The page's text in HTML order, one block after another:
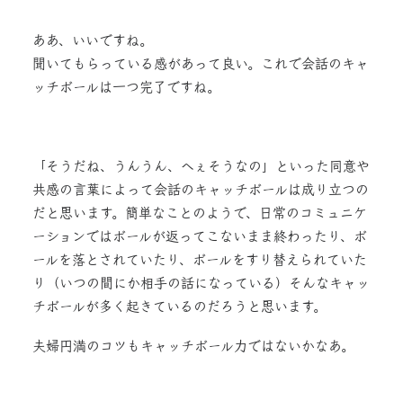
ああ、いいですね。
聞いてもらっている感があって良い。これで会話のキャ
ッチボールは一つ完了ですね。
「そうだね、うんうん、へぇそうなの」といった同意や
共感の言葉によって会話のキャッチボールは成り立つの
だと思います。簡単なことのようで、日常のコミュニケ
ーションではボールが返ってこないまま終わったり、ボ
ールを落とされていたり、ボールをすり替えられていた
り（いつの間にか相手の話になっている）そんなキャッ
チボールが多く起きているのだろうと思います。
夫婦円満のコツもキャッチボール力ではないかなあ。